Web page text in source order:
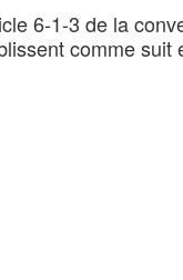
6-1-3 de la
comme suit